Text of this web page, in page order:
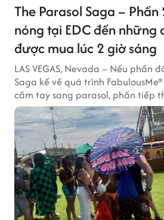
The Parasol Saga –
nóng tại EDC đến những
được mua lúc 2 giờ sáng
LAS VEGAS, Nevada – Nếu phần
Saga kể về quá trình
cầm tay sang parasol, phần tiếp
sản phẩm được thị trường đón
công năng che nắng thông